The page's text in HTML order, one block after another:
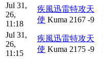
Jul 31,
26,
11:18
疾風迅雷特攻天
使 Kuma 2167 -9
Jul 31,
26,
11:15
疾風迅雷特攻天
使 Kuma 2175 -9